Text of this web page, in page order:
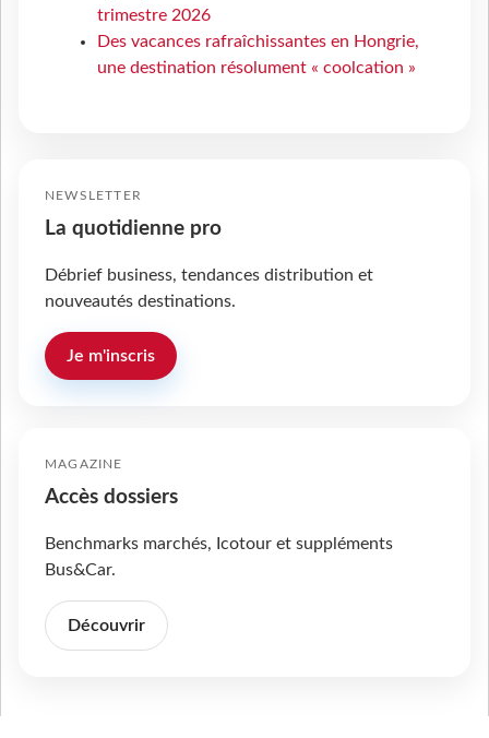
trimestre 2026
Des vacances rafraîchissantes en Hongrie,
une destination résolument « coolcation »
NEWSLETTER
La quotidienne pro
Débrief business, tendances distribution et
nouveautés destinations.
Je m'inscris
MAGAZINE
Accès dossiers
Benchmarks marchés, Icotour et suppléments
Bus&Car.
Découvrir